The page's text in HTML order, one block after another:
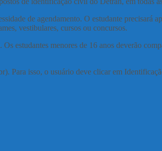
de agendamento. O estudante precisará
vestibulares, cursos ou concursos.
estudantes menores de 16 anos deverão
Para isso, o usuário deve clicar em